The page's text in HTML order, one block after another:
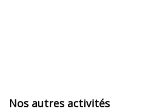
Nos autres activités